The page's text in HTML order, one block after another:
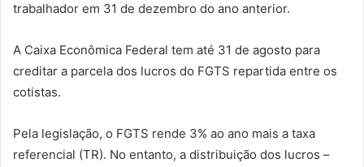
trabalhador em 31 de dezembro do ano anterior.
A Caixa Econômica Federal tem até 31 de agosto para
creditar a parcela dos lucros do FGTS repartida entre os
cotistas.
Pela legislação, o FGTS rende 3% ao ano mais a taxa
referencial (TR). No entanto, a distribuição dos lucros –